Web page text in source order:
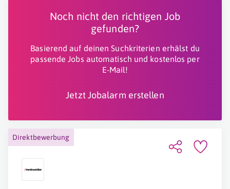
Noch nicht den richtigen Job
gefunden?
Basierend auf deinen Suchkriterien erhälst du
passende Jobs automatisch und kostenlos per
E-Mail!
Jetzt Jobalarm erstellen
Direktbewerbung